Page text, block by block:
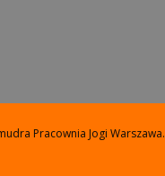
Pracownia Jogi Warszawa.